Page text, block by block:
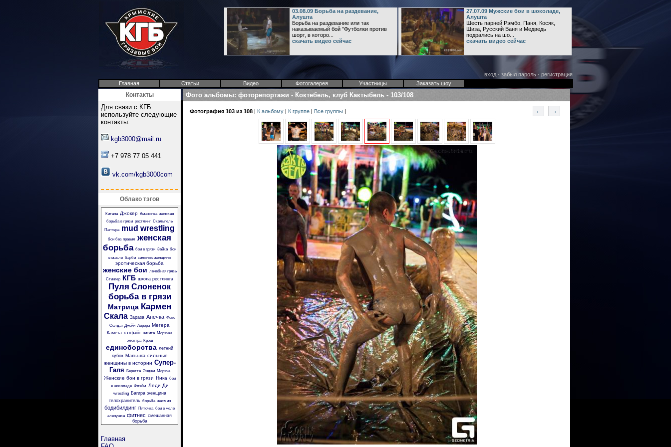
03.08.09 Борьба на раздевание,
Алушта
Борьба на раздевание или так
наказываемый бой "Футболки против
шорт, в которо...
скачать видео сейчас
27.07.09 Мужские бои в шоколаде,
Алушта
Шесть парней Рэмбо, Паня, Косяк,
Шиза, Русский Ваня и Медведь
подрались на шо...
скачать видео сейчас
вход· забыл пароль· регистрация
Главная
Статьи Видео Фотогалерея Участницы Заказать шоу
Контакты
Для связи с КГБ
используйте следующие
контакты:
kgb3000@mail.ru
+7 978 77 05 441
vk.com/kgb3000com
Облако тэгов
Китана Джокер Амазонка женская
борьба в грязи рестлинг Скальпель
Пантера mud wrestling
бои без правил женская
борьба бои в грязи Зайка бои
в масле барби сильные женщины
эротическая борьба
женские бои лечебная грязь
Стингер КГБ школа рестлинга
Пуля Слоненок
борьба в грязи
Матрица Кармен
Скала Зараза Анечка Фокс
Солдат Джейн Аврора Мегера
Камета кэтфайт никита Морячка
электра
Крэш
единоборства летний
кубок Малышка сильные
женщины в истории Супер-
Галя
Беретта Энджи Моряча
Женские бои в грязи Ника бои
в шоколаде Флэйм Леди Ди
wrestling Багира женщина
телохранитель борьба жасмин
бодибилдинг Пяточка бои в желе
аленушка фитнес смешанная
борьба
Главная
Фото альбомы: фоторепортажи - Коктебель, клуб Кактыбель - 103/108
Фотография 103 из 108 | К альбому | К группе | Все группы | ← →